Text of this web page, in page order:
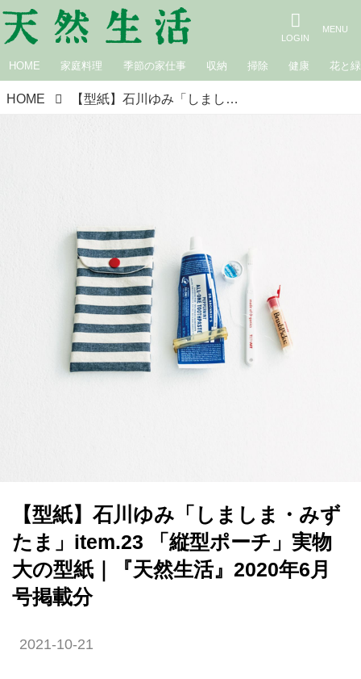
HOME 家庭料理 季節の家仕事 収納 掃除 健康 花と緑
HOME 【型紙】石川ゆみ「しましま・みずたま」item.23 「縦型ポーチ」実物大の型紙｜『天然生活』2020年6月号掲載分
【型紙】石川ゆみ「しましま・みず
たま」item.23 「縦型ポーチ」実物
大の型紙｜『天然生活』2020年6月
号掲載分
2021-10-21